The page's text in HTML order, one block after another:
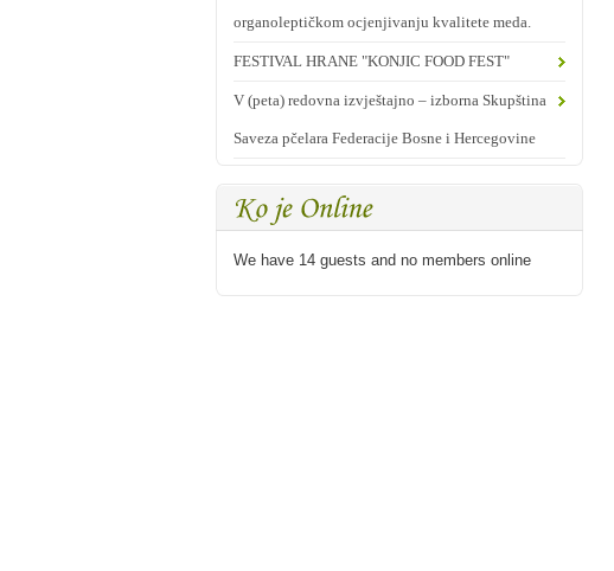
organoleptičkom ocjenjivanju kvalitete meda.
FESTIVAL HRANE "KONJIC FOOD FEST"
V (peta) redovna izvještajno – izborna Skupština
Saveza pčelara Federacije Bosne i Hercegovine
We have 14 guests and no members online